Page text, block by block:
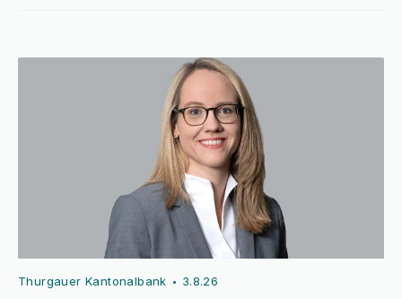
Thurgauer Kantonalbank • 3.8.26